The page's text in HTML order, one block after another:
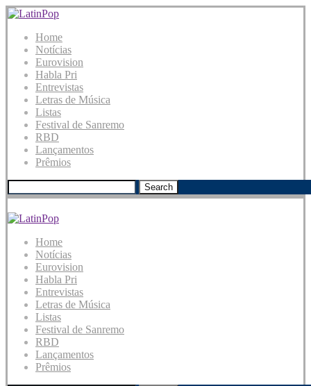
Home
Notícias
Eurovision
Habla Pri
Entrevistas
Letras de Música
Listas
Festival de Sanremo
RBD
Lançamentos
Prêmios
Search
Home
Notícias
Eurovision
Habla Pri
Entrevistas
Letras de Música
Listas
Festival de Sanremo
RBD
Lançamentos
Prêmios